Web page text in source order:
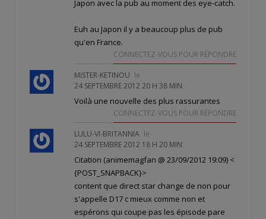
Japon avec la pub au moment des eye-catch.
Euh au Japon il y a beaucoup plus de pub
qu'en France.
CONNECTEZ-VOUS POUR RÉPONDRE
MISTER-KETINOU le
24 SEPTEMBRE 2012 20 H 38 MIN
Voilà une nouvelle des plus rassurantes
CONNECTEZ-VOUS POUR RÉPONDRE
LULU-VI-BRITANNIA le
24 SEPTEMBRE 2012 18 H 20 MIN
Citation (animemagfan @ 23/09/2012 19:09) <
{POST_SNAPBACK}>
content que direct star change de non pour
s'appelle D17 c mieux comme non et
espérons qui coupe pas les épisode pare